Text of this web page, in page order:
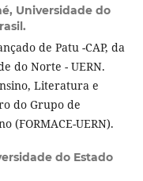
Universidade do
de Patu -CAP, da
do Norte - UERN.
Literatura e
do Grupo de
(FORMACE-UERN).
do Estado